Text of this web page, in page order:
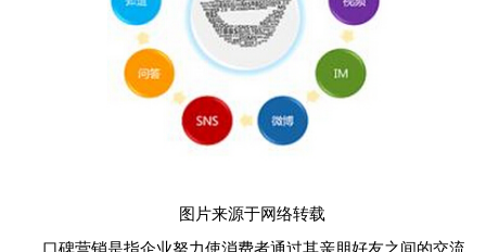
图片来源于网络转载